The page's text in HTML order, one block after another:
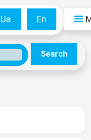
Ua En
Search